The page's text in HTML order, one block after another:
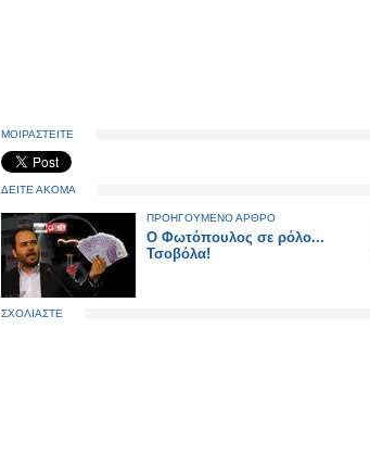
ΜΟΙΡΑΣΤΕΙΤΕ
ΔΕΙΤΕ ΑΚΟΜΑ
ΠΡΟΗΓΟΥΜΕΝΟ ΑΡΘΡΟ
Ο Φωτόπουλος σε ρόλο...
Τσοβόλα!
ΣΧΟΛΙΑΣΤΕ